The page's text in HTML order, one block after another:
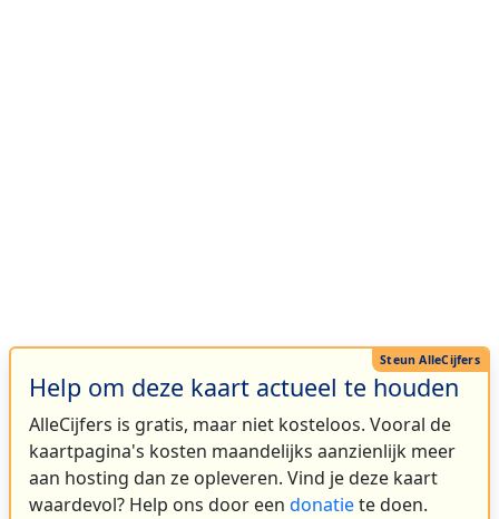
Help om deze kaart actueel te houden
AlleCijfers is gratis, maar niet kosteloos. Vooral de
kaartpagina's kosten maandelijks aanzienlijk meer
aan hosting dan ze opleveren. Vind je deze kaart
waardevol? Help ons door een donatiete doen.